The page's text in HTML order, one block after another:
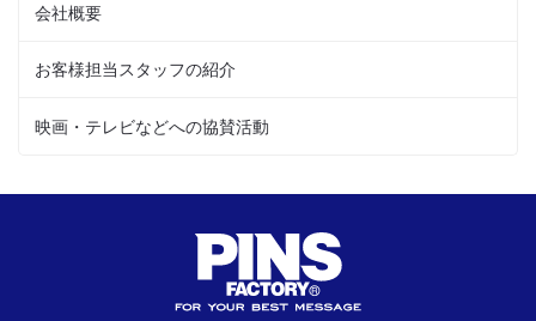
会社概要
お客様担当スタッフの紹介
映画・テレビなどへの協賛活動